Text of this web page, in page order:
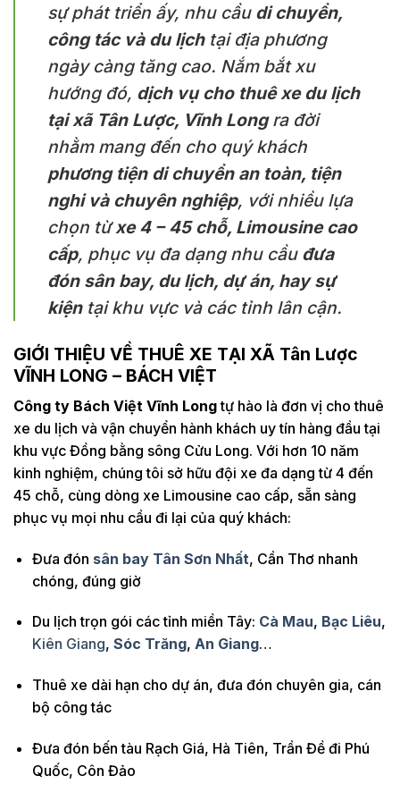
sự phát triển ấy, nhu cầu di chuyển,
công tác và du lịchtại địa phương
ngày càng tăng cao. Nắm bắt xu
hướng đó, dịch vụ cho thuê xe du lịch
tại xã Tân Lược, Vĩnh Longra đời
nhằm mang đến cho quý khách
phương tiện di chuyển an toàn, tiện
nghi và chuyên nghiệp, với nhiều lựa
chọn từxe 4 – 45 chỗ, Limousine cao
cấp, phục vụ đa dạng nhu cầu đưa
đón sân bay, du lịch, dự án, hay sự
kiệntại khu vực và các tỉnh lân cận.
GIỚI THIỆU VỀ THUÊ XE TẠI XÃ Tân Lược
VĨNH LONG – BÁCH VIỆT
Công ty Bách Việt Vĩnh Longtự hào là đơn vị cho thuê
xe du lịch và vận chuyển hành khách uy tín hàng đầu tại
khu vực Đồng bằng sông Cửu Long. Với hơn 10 năm
kinh nghiệm, chúng tôi sở hữu đội xe đa dạng từ 4 đến
45 chỗ, cùng dòng xe Limousine cao cấp, sẵn sàng
phục vụ mọi nhu cầu đi lại của quý khách:
Đưa đón sân bay Tân Sơn Nhất, Cần Thơ nhanh
chóng, đúng giờ
Du lịch trọn gói các tỉnh miền Tây: Cà Mau, Bạc Liêu,
Kiên Giang, Sóc Trăng, An Giang…
Thuê xe dài hạn cho dự án, đưa đón chuyên gia, cán
bộ công tác
Đưa đón bến tàu Rạch Giá, Hà Tiên, Trần Đề đi Phú
Quốc, Côn Đảo